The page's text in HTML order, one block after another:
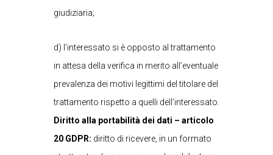
giudiziaria;
d) l’interessato si è opposto al trattamento
in attesa della verifica in merito all’eventuale
prevalenza dei motivi legittimi del titolare del
trattamento rispetto a quelli dell’interessato.
Diritto alla portabilità dei dati – articolo
20 GDPR: diritto di ricevere, in un formato